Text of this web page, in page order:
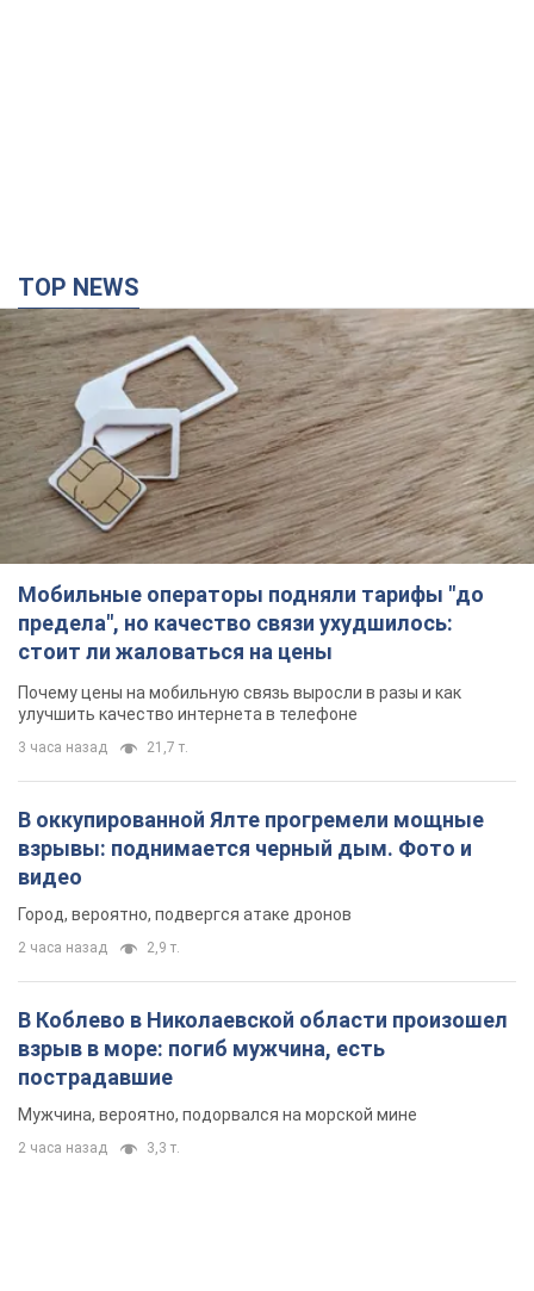
TOP NEWS
Мобильные операторы подняли тарифы "до
предела", но качество связи ухудшилось:
стоит ли жаловаться на цены
Почему цены на мобильную связь выросли в разы и как
улучшить качество интернета в телефоне
3 часа назад 21,7 т.
В оккупированной Ялте прогремели мощные
взрывы: поднимается черный дым. Фото и
видео
Город, вероятно, подвергся атаке дронов
2 часа назад 2,9 т.
В Коблево в Николаевской области произошел
взрыв в море: погиб мужчина, есть
пострадавшие
Мужчина, вероятно, подорвался на морской мине
2 часа назад 3,3 т.